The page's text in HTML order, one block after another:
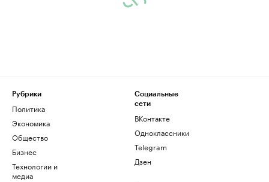
Рубрики
Политика
Экономика
Общество
Бизнес
Технологии и
медиа
Социальные
сети
ВКонтакте
Одноклассники
Telegram
Дзен